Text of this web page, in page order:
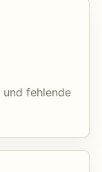
und fehlende